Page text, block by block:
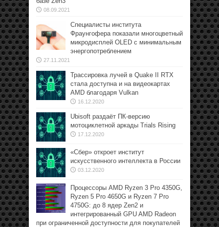
08.09.2021
Специалисты института
Фраунгофера показали многоцветный
микродисплей OLED с минимальным
энергопотреблением
27.11.2021
Трассировка лучей в Quake II RTX
стала доступна и на видеокартах
AMD благодаря Vulkan
16.12.2020
Ubisoft раздаёт ПК-версию
мотоциклетной аркады Trials Rising
17.12.2020
«Сбер» откроет институт
искусственного интеллекта в России
03.12.2020
Процессоры AMD Ryzen 3 Pro 4350G,
Ryzen 5 Pro 4650G и Ryzen 7 Pro
4750G: до 8 ядер Zen2 и
интегрированный GPU AMD Radeon
при ограниченной доступности для покупателей